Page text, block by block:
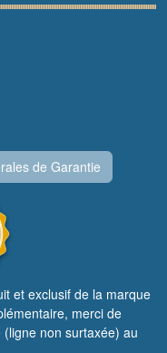
de Garantie
et exclusif de la marque
merci de
non surtaxée) au